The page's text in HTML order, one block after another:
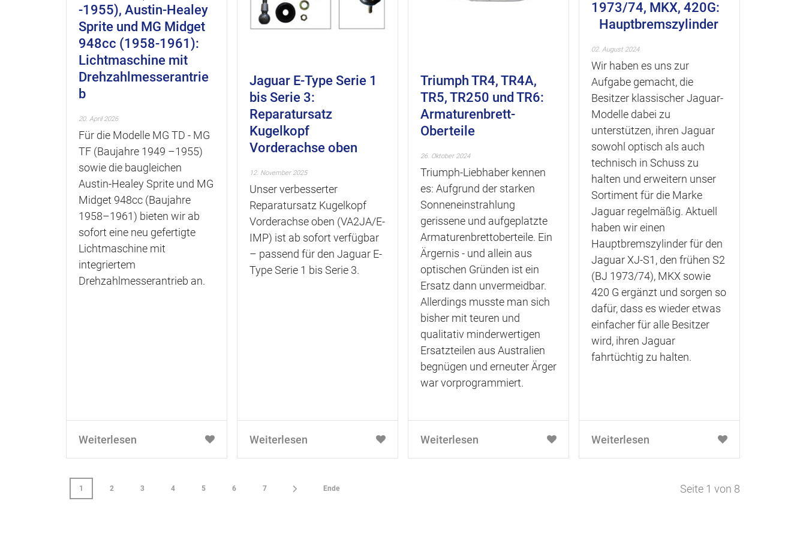
n
e
-1955), Austin-Healey
Sprite und MG Midget
948cc (1958-1961):
Lichtmaschine mit
Drehzahlmesserantrie
b
20. April 2026
Für die Modelle MG TD - MG
TF (Baujahre 1949 –1955)
sowie die baugleichen
Austin-Healey Sprite und MG
Midget 948cc (Baujahre
1958–1961) bieten wir ab
sofort eine neu gefertigte
Lichtmaschine mit
integriertem
Drehzahlmesserantrieb an.
Weiterlesen
Jaguar E-Type Serie 1
bis Serie 3:
Reparatursatz
Kugelkopf
Vorderachse oben
12. November 2025
Unser verbesserter
Reparatursatz Kugelkopf
Vorderachse oben (VA2JA/E-
IMP) ist ab sofort verfügbar
– passend für den Jaguar E-
Type Serie 1 bis Serie 3.
Weiterlesen
Triumph TR4, TR4A,
TR5, TR250 und TR6:
Armaturenbrett-
Oberteile
26. Oktober 2024
Triumph-Liebhaber kennen
es: Aufgrund der starken
Sonneneinstrahlung
gerissene und aufgeplatzte
Armaturenbrettoberteile. Ein
Ärgernis - und allein aus
optischen Gründen ist ein
Ersatz dann unvermeidbar.
Allerdings musste man sich
bisher mit teuren und
qualitativ minderwertigen
Ersatzteilen aus Australien
begnügen und erneuter Ärger
war vorprogrammiert.
Weiterlesen
1973/74, MKX, 420G:
Hauptbremszylinder
02. August 2024
Wir haben es uns zur
Aufgabe gemacht, die
Besitzer klassischer Jaguar-
Modelle dabei zu
unterstützen, ihren Jaguar
sowohl optisch als auch
technisch in Schuss zu
halten und erweitern unser
Sortiment für die Marke
Jaguar regelmäßig. Aktuell
haben wir einen
Hauptbremszylinder für den
Jaguar XJ-S1, den frühen S2
(BJ 1973/74), MKX sowie
420 G ergänzt und sorgen so
dafür, dass es wieder etwas
einfacher für alle Besitzer
wird, ihren Jaguar
fahrtüchtig zu halten.
Weiterlesen
1 2 3 4 5 6 7 Ende Seite 1 von 8